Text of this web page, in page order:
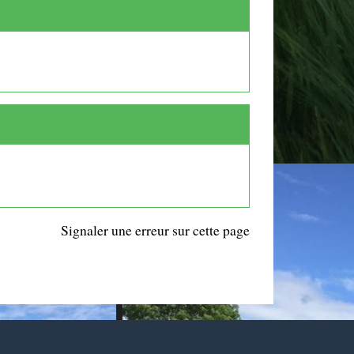
Signaler une erreur sur cette page